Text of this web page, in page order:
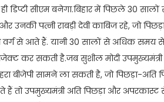
डिप्टी सीएम बनेगा.बिहार में पिछले 30
उनकी पत्नी राबड़ी देवी काबिज रहे, जो
वर्ग से आते हैं. यानी 30 सालों से अधिक समय
कर सकती है.जब सुशील मोदी उपमुख्यमंत्री
बीजेपी सामने ला सकती है, जो पिछड़ा-अति
हैं तो उपमुख्यमंत्री अति पिछड़ा और